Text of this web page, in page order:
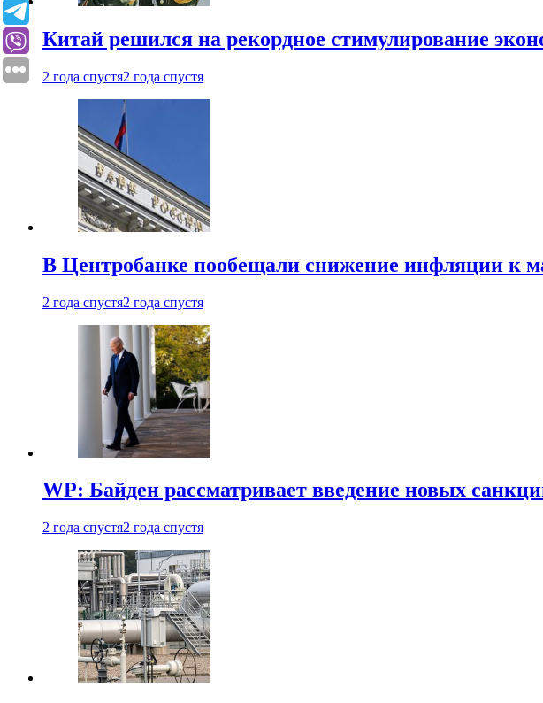
Китай решился на рекордное стимулирование
2 года спустя2 года спустя
В Центробанке пообещали снижение инфляции к
2 года спустя2 года спустя
WP: Байден рассматривает введение новых
2 года спустя2 года спустя